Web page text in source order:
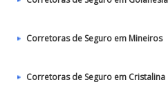
Corretoras de Seguro em Mineiros
Corretoras de Seguro em Cristalina